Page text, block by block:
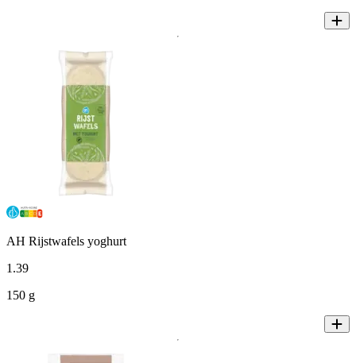
AH Rijstwafels yoghurt
1 .39
150 g